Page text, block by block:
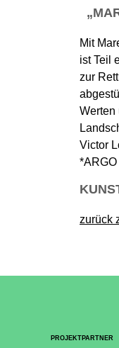
Mit
ist Teil
zur
Werten
Victor
*ARGO
zurück
PROJEKTPARTNER